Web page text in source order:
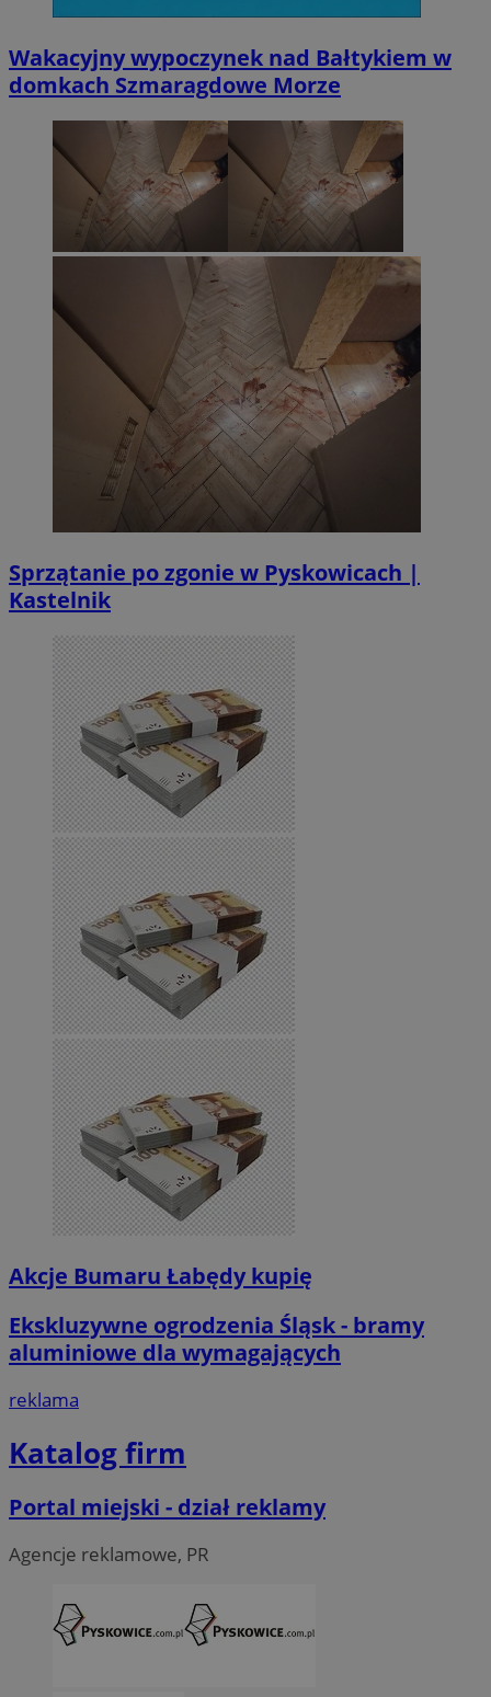
Wakacyjny wypoczynek nad Bałtykiem w
domkach Szmaragdowe Morze
Sprzątanie po zgonie w Pyskowicach |
Kastelnik
Akcje Bumaru Łabędy kupię
Ekskluzywne ogrodzenia Śląsk - bramy
aluminiowe dla wymagających
reklama
Katalog firm
Portal miejski - dział reklamy
Agencje reklamowe, PR